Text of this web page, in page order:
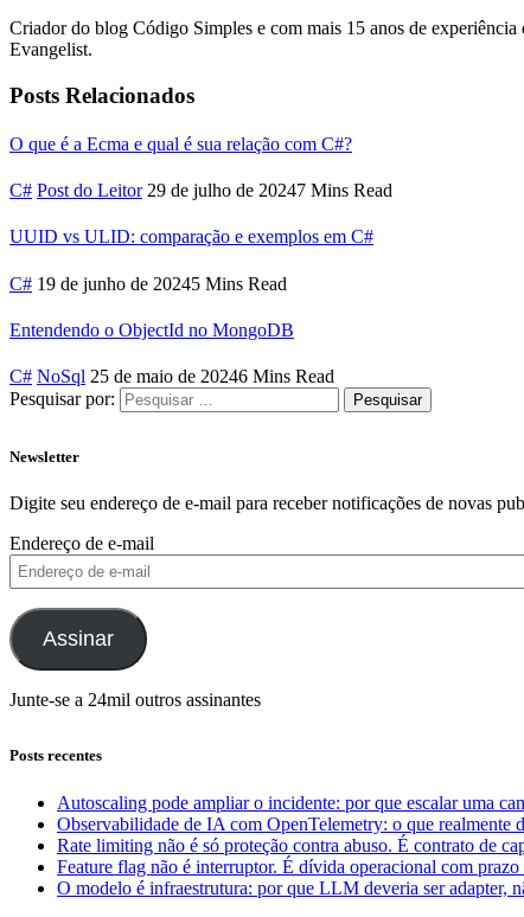
Criador do blog Código Simples e com mais 15 anos de
Evangelist.
Posts Relacionados
O que é a Ecma e qual é sua relação com C#?
C# Post do Leitor 29 de julho de 20247 Mins Read
UUID vs ULID: comparação e exemplos em C#
C# 19 de junho de 20245 Mins Read
Entendendo o ObjectId no MongoDB
C# NoSql 25 de maio de 20246 Mins Read
Pesquisar por:
Newsletter
Digite seu endereço de e-mail para receber notificações de novas
Endereço de e-mail
Assinar
Junte-se a 24mil outros assinantes
Posts recentes
Autoscaling pode ampliar o incidente: por que escalar uma
Observabilidade de IA com OpenTelemetry: o que realmente
Rate limiting não é só proteção contra abuso. É contrato de
Feature flag não é interruptor. É dívida operacional com prazo
O modelo é infraestrutura: por que LLM deveria ser adapter,